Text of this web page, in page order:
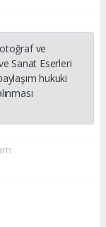
ve
Sanat Eserleri
hukuki